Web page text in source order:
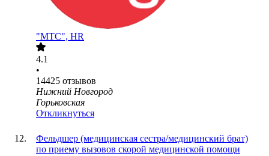
"МТС", HR
4.1
•
14425 отзывов
Нижний Новгород
Горьковская
Откликнуться
Фельдшер (медицинская сестра/медицинский брат)
по приему вызовов скорой медицинской помощи